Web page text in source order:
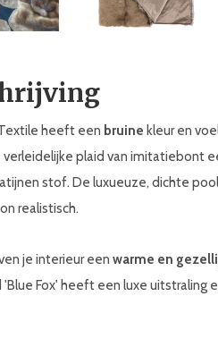
heeft een bruine kleur en
plaid van imitatiebont
stof. De luxueuze, dichte
realistisch.
je interieur een warme en
Fox' heeft een luxe uitstraling